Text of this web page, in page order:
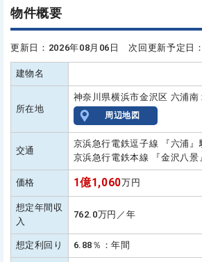
物件概要
更新日：2026年08月06日 次回更新予定日
建物名
所在地
神奈川県横浜市金沢区 六浦南
周辺地図
交通
京浜急行電鉄逗子線 『六浦』
京浜急行電鉄本線 『金沢八景
価格 1億1,060万円
想定年間収
入
762.0万円／年
想定利回り 6.88％：年間